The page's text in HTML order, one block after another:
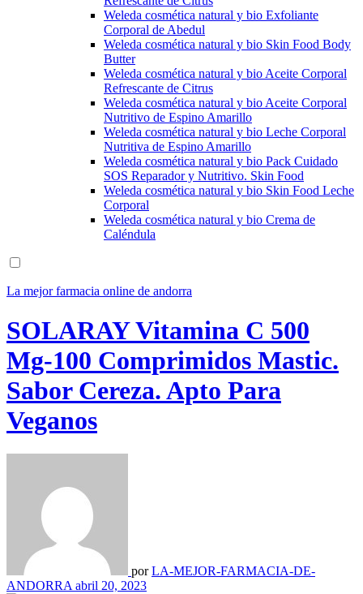
Weleda cosmética natural y bio Exfoliante
Corporal de Abedul
Weleda cosmética natural y bio Skin Food Body
Butter
Weleda cosmética natural y bio Aceite Corporal
Refrescante de Citrus
Weleda cosmética natural y bio Aceite Corporal
Nutritivo de Espino Amarillo
Weleda cosmética natural y bio Leche Corporal
Nutritiva de Espino Amarillo
Weleda cosmética natural y bio Pack Cuidado
SOS Reparador y Nutritivo. Skin Food
Weleda cosmética natural y bio Skin Food Leche
Corporal
Weleda cosmética natural y bio Crema de
Caléndula
La mejor farmacia online de andorra
SOLARAY Vitamina C 500
Mg-100 Comprimidos Mastic.
Sabor Cereza. Apto Para
Veganos
porLA-MEJOR-FARMACIA-DE-
ANDORRA abril 20, 2023